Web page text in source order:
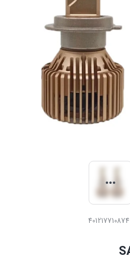
401217710874